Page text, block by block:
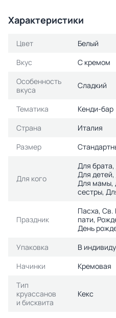
Характеристики
Цвет
Белый
Вкус
С кремом
Особенность
вкуса
Сладкий
Тематика
Кенди-бар
Страна
Италия
Размер
Для кого
Для
Для
Для мамы,
сестры,
Праздник
Пасха, Св.
пати,
День
Упаковка
В
Начинки
Кремовая
Тип
круассанов
и бисквита
Кекс